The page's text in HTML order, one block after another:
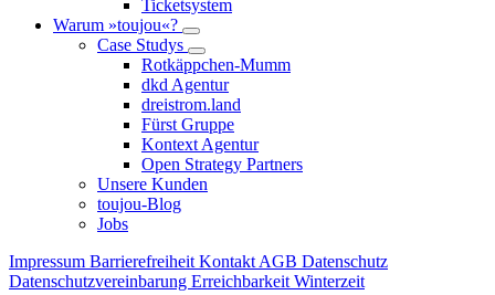
Ticketsystem
Warum »toujou«?
Case Studys
Rotkäppchen-Mumm
dkd Agentur
dreistrom.land
Fürst Gruppe
Kontext Agentur
Open Strategy Partners
Unsere Kunden
toujou-Blog
Jobs
Impressum Barrierefreiheit Kontakt AGB Datenschutz
Datenschutzvereinbarung Erreichbarkeit Winterzeit